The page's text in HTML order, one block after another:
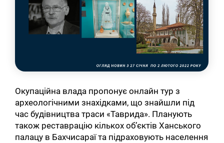
Окупаційна влада пропонує онлайн тур з
археологічними знахідками, що знайшли під
час будівництва траси «Таврида». Планують
також реставрацію кількох об’єктів Ханського
палацу в Бахчисараї та підраховують населення